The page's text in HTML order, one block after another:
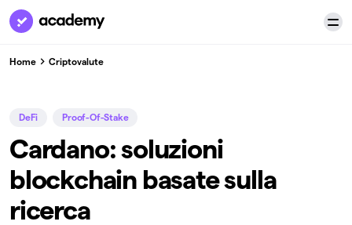
Home Criptovalute
DeFi Proof-Of-Stake
Cardano: soluzioni
blockchain basate sulla
ricerca